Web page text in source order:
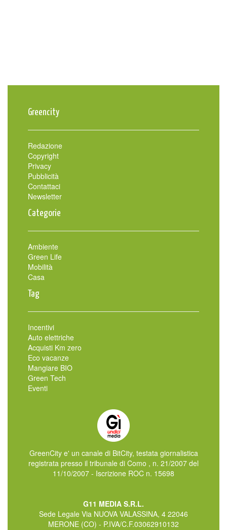
Greencity
Redazione
Copyright
Privacy
Pubblicità
Contattaci
Newsletter
Categorie
Ambiente
Green Life
Mobilità
Casa
Tag
Incentivi
Auto elettriche
Acquisti Km zero
Eco vacanze
Mangiare BIO
Green Tech
Eventi
GreenCity e' un canale di BitCity, testata giornalistica
registrata presso il tribunale di Como , n. 21/2007 del
11/10/2007 - Iscrizione ROC n. 15698
G11 MEDIA S.R.L.
Sede Legale Via NUOVA VALASSINA, 4 22046
MERONE (CO) - P.IVA/C.F.03062910132